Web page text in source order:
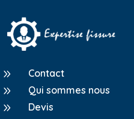
9 Contact
9 Qui sommes nous
9 Devis